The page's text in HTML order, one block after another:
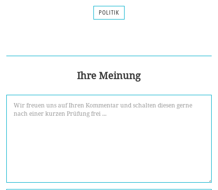
POLITIK
Ihre Meinung